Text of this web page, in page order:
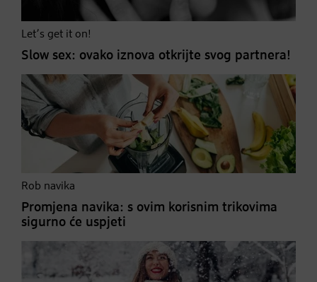
Let’s get it on!
Slow sex: ovako iznova otkrijte svog partnera!
Rob navika
Promjena navika: s ovim korisnim trikovima
sigurno će uspjeti